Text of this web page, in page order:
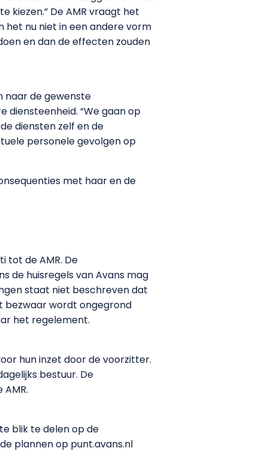
kiezen.” De AMR vraagt het
het nu niet in een andere vorm
en dan de effecten zouden
naar de gewenste
diensteenheid. “We gaan op
diensten zelf en de
personele gevolgen op
met haar en de
tot de AMR. De
de huisregels van Avans mag
staat niet beschreven dat
bezwaar wordt ongegrond
het regelement.
hun inzet door de voorzitter.
bestuur. De
blik te delen op de
plannen op punt.avans.nl